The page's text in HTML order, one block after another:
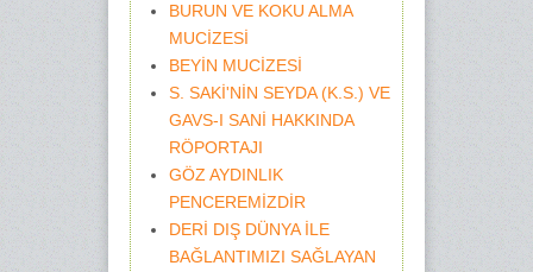
BURUN VE KOKU ALMA
MUCİZESİ
BEYİN MUCİZESİ
S. SAKİ'NİN SEYDA (K.S.) VE
GAVS-I SANİ HAKKINDA
RÖPORTAJI
GÖZ AYDINLIK
PENCEREMİZDİR
DERİ DIŞ DÜNYA İLE
BAĞLANTIMIZI SAĞLAYAN